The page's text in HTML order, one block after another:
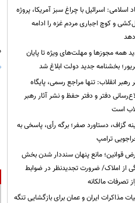
اسلامی: اسرائیل با چراغ سبز آمریکا، پروژه
و کوچ اجباری مردم غزه را ادامه
همه مجوزها و مهلت‌های ویژه تا پایان
بخشنامه جدید دولت ابلاغ شد
رهبر انقلاب: تنها مراجع رسمی، پایگاه
دفتر و دفتر حفظ و نشر آثار رهبر
است
گزاف، دستاورد صفر؛ برگه رأی، پاسخی به
ترامپ
قوانین؛ مانع پنهان سنددار شدن بخش
از املاک/ ضرورت تجدیدنظر در ضوابط
تصرفات مالکانه
مذاکرات ایران و عمان برای بازگشایی تنگه